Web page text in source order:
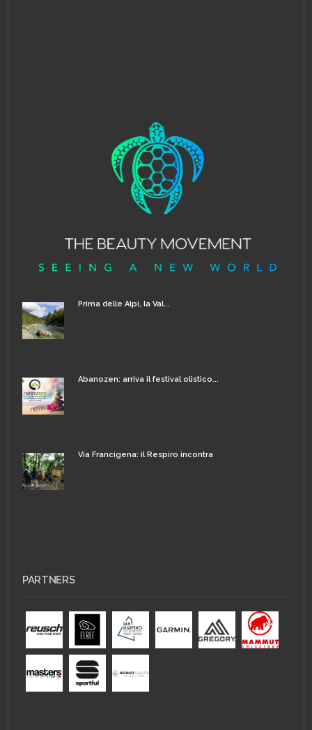
Prima delle Alpi, la Val...
Abanozen: arriva il festival olistico...
Via Francigena: il Respiro incontra
PARTNERS